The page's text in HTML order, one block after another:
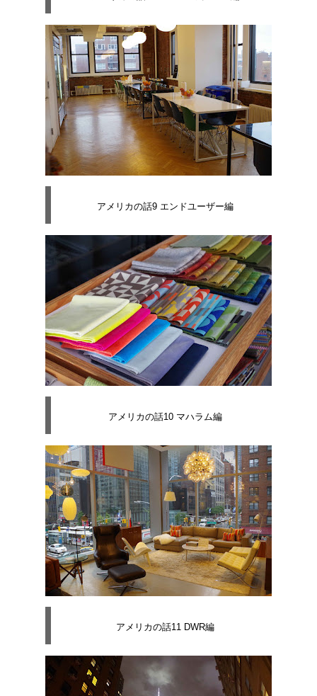
アメリカの話9 エンドユーザー編
アメリカの話10 マハラム編
アメリカの話11 DWR編